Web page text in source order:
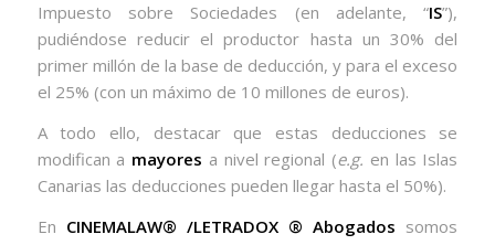
Impuesto sobre Sociedades (en adelante, “IS”),
pudiéndose reducir el productor hasta un 30% del
primer millón de la base de deducción, y para el exceso
el 25% (con un máximo de 10 millones de euros).
A todo ello, destacar que estas deducciones se
modifican a mayores a nivel regional (e.g. en las Islas
Canarias las deducciones pueden llegar hasta el 50%).
En CINEMALAW® /LETRADOX ®️ Abogados somos